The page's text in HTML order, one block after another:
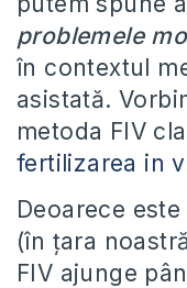
problemele
în contextul
asistată.
metoda FIV
fertilizarea in
Deoarece
(în țara
FIV ajunge